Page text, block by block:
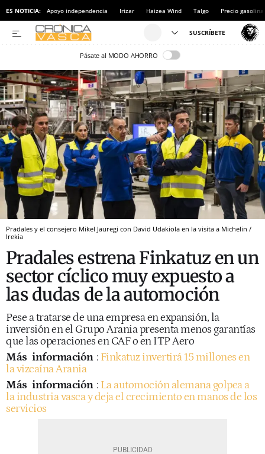
ES NOTICIA: Apoyo independencia Irizar Haizea Wind Talgo Precio gasolina
Pásate al MODO AHORRO
Pradales y el consejero Mikel Jauregi con David Udakiola en la visita a Michelin /
Irekia
Pradales estrena Finkatuz en un
sector cíclico muy expuesto a
las dudas de la automoción
Pese a tratarse de una empresa en expansión, la
inversión en el Grupo Arania presenta menos garantías
que las operaciones en CAF o en ITP Aero
Más información : Finkatuz invertirá 15 millones en
la vizcaína Arania
Más información : La automoción alemana golpea a
la industria vasca y deja el crecimiento en manos de los
servicios